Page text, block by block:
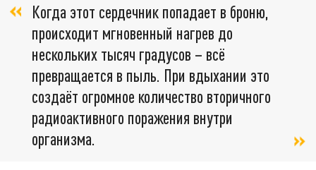
Когда этот сердечник попадает в броню,
происходит мгновенный нагрев до
нескольких тысяч градусов – всё
превращается в пыль. При вдыхании это
создаёт огромное количество вторичного
радиоактивного поражения внутри
организма.